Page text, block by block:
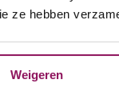
ze hebben
Weigeren